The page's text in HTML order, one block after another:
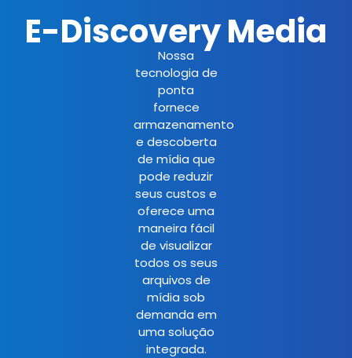
E-Discovery Media
Nossa
tecnologia de
ponta
fornece
armazenamento
e descoberta
de mídia que
pode reduzir
seus custos e
oferece uma
maneira fácil
de visualizar
todos os seus
arquivos de
mídia sob
demanda em
uma solução
integrada.